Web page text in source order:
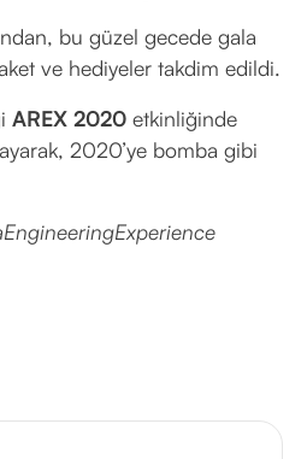
bu güzel gecede gala
ve hediyeler takdim edildi.
AREX 2020 etkinliğinde
2020’ye bomba gibi